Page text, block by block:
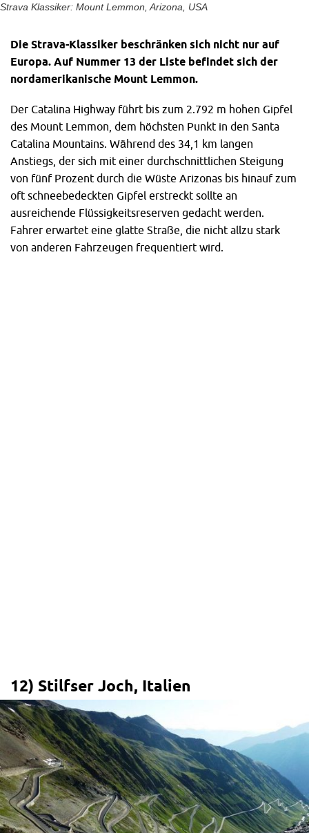
Strava Klassiker: Mount Lemmon, Arizona, USA
Die Strava-Klassiker beschränken sich nicht nur auf
Europa. Auf Nummer 13 der Liste befindet sich der
nordamerikanische Mount Lemmon.
Der Catalina Highway führt bis zum 2.792 m hohen Gipfel
des Mount Lemmon, dem höchsten Punkt in den Santa
Catalina Mountains. Während des 34,1 km langen
Anstiegs, der sich mit einer durchschnittlichen Steigung
von fünf Prozent durch die Wüste Arizonas bis hinauf zum
oft schneebedeckten Gipfel erstreckt sollte an
ausreichende Flüssigkeitsreserven gedacht werden.
Fahrer erwartet eine glatte Straße, die nicht allzu stark
von anderen Fahrzeugen frequentiert wird.
12) Stilfser Joch, Italien